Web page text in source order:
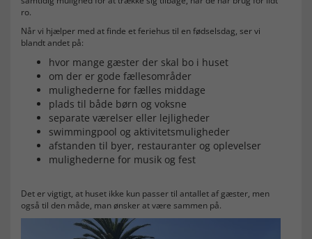
ro.
Når vi hjælper med at finde et feriehus til en fødselsdag, ser vi
blandt andet på:
hvor mange gæster der skal bo i huset
om der er gode fællesområder
mulighederne for fælles middage
plads til både børn og voksne
separate værelser eller lejligheder
swimmingpool og aktivitetsmuligheder
afstanden til byer, restauranter og oplevelser
mulighederne for musik og fest
Det er vigtigt, at huset ikke kun passer til antallet af gæster, men
også til den måde, man ønsker at være sammen på.